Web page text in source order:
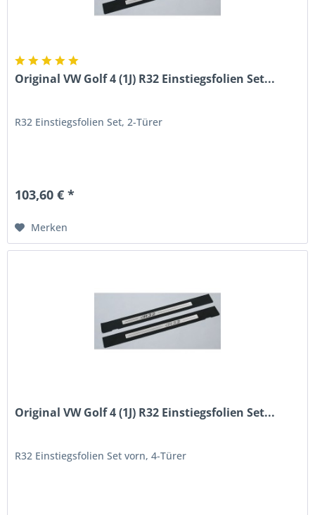
Original VW Golf 4 (1J) R32 Einstiegsfolien Set...
R32 Einstiegsfolien Set, 2-Türer
103,60 € *
Merken
Original VW Golf 4 (1J) R32 Einstiegsfolien Set...
R32 Einstiegsfolien Set vorn, 4-Türer